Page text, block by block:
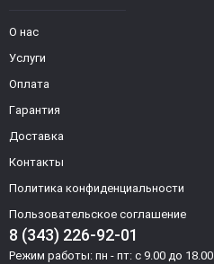
О нас
Услуги
Оплата
Гарантия
Доставка
Контакты
Политика конфиденциальности
Пользовательское соглашение
8 (343) 226-92-01
Режим работы: пн - пт: с 9.00 до 18.00